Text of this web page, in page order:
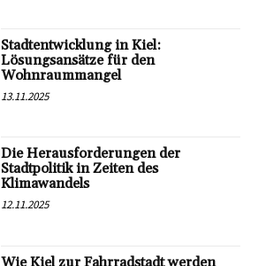
Stadtentwicklung in Kiel:
Lösungsansätze für den
Wohnraummangel
13.11.2025
Die Herausforderungen der
Stadtpolitik in Zeiten des
Klimawandels
12.11.2025
Wie Kiel zur Fahrradstadt werden